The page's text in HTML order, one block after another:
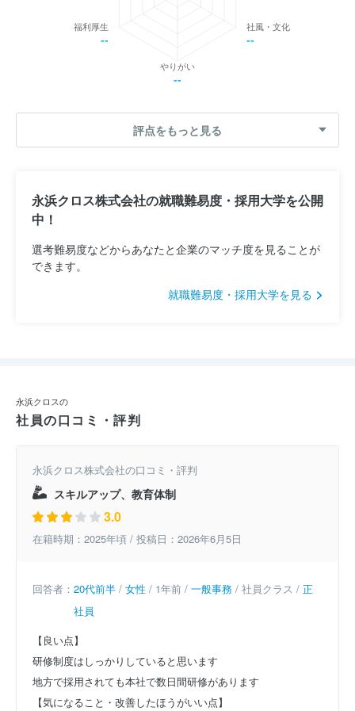
社風・文化
--
やりがい
--
福利厚生
--
評点をもっと見る
永浜クロス株式会社の就職難易度・採用大学を公開
中！
選考難易度などからあなたと企業のマッチ度を見ることが
できます。
就職難易度・採用大学を見る
永浜クロスの
社員の口コミ・評判
永浜クロス株式会社の口コミ・評判
スキルアップ、教育体制
3.0
在籍時期：2025年頃 / 投稿日：2026年6月5日
回答者： 20代前半 / 女性 / 1年前 / 一般事務 / 社員クラス / 正
社員
【良い点】
研修制度はしっかりしていると思います
地方で採用されても本社で数日間研修があります
【気になること・改善したほうがいい点】